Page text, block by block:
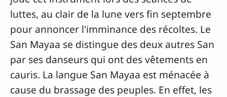
luttes, au clair de la lune vers fin septembre
pour annoncer l'imminance des récoltes. Le
San Mayaa se distingue des deux autres San
par ses danseurs qui ont des vêtements en
cauris. La langue San Mayaa est ménacée à
cause du brassage des peuples. En effet, les